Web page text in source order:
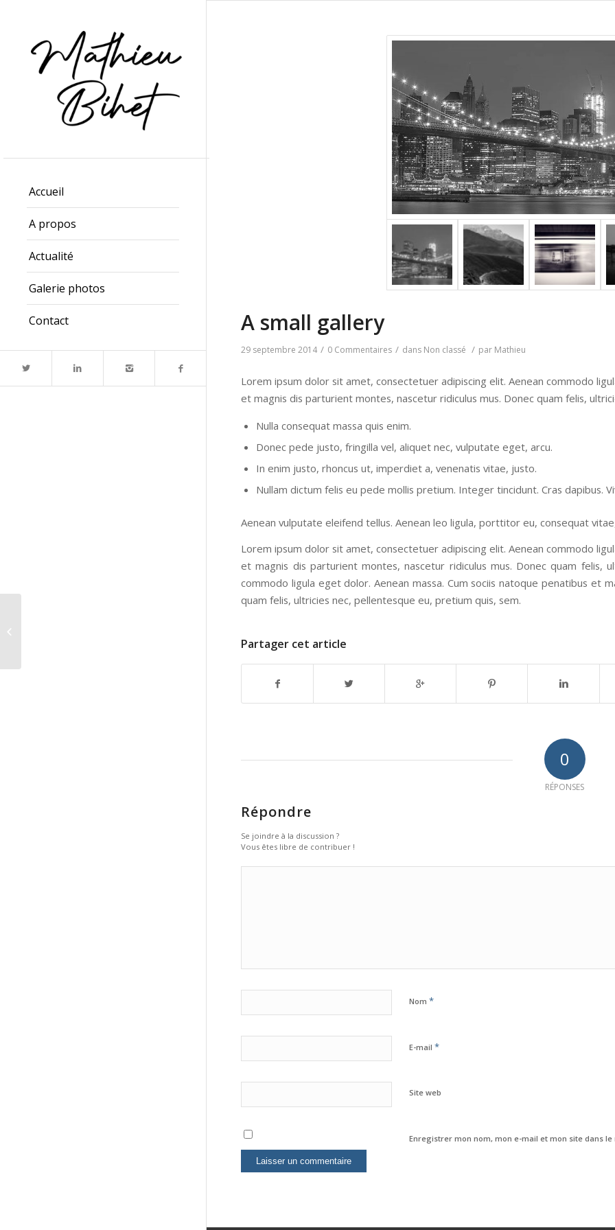
Accueil
A propos
Actualité
Galerie photos
Contact A small gallery
29 septembre 2014 / 0 Commentaires / dans Non classé / par Mathieu
Lorem ipsum dolor sit amet, consectetuer adipiscing elit. Aenean commodo
et magnis dis parturient montes, nascetur ridiculus mus. Donec quam felis,
Nulla consequat massa quis enim.
Donec pede justo, fringilla vel, aliquet nec, vulputate eget, arcu.
In enim justo, rhoncus ut, imperdiet a, venenatis vitae, justo.
Nullam dictum felis eu pede mollis pretium. Integer tincidunt. Cras dapibus.
Aenean vulputate eleifend tellus. Aenean leo ligula, porttitor eu, consequat
Lorem ipsum dolor sit amet, consectetuer adipiscing elit. Aenean commodo
et magnis dis parturient montes, nascetur ridiculus mus. Donec quam felis,
commodo ligula eget dolor. Aenean massa. Cum sociis natoque penatibus et
quam felis, ultricies nec, pellentesque eu, pretium quis, sem.
Partager cet article
0
RÉPONSES
Répondre
Se joindre à la discussion ?
Vous êtes libre de contribuer !
Nom *
E-mail *
Site web
Enregistrer mon nom, mon e-mail et mon site dans